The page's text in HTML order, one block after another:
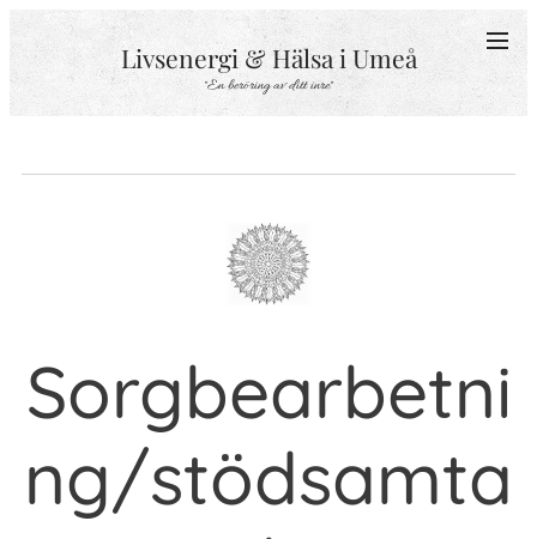
Livsenergi & Hälsa i Umeå
"En beröring av ditt inre"
Sorgbearbetni
ng/stödsamta